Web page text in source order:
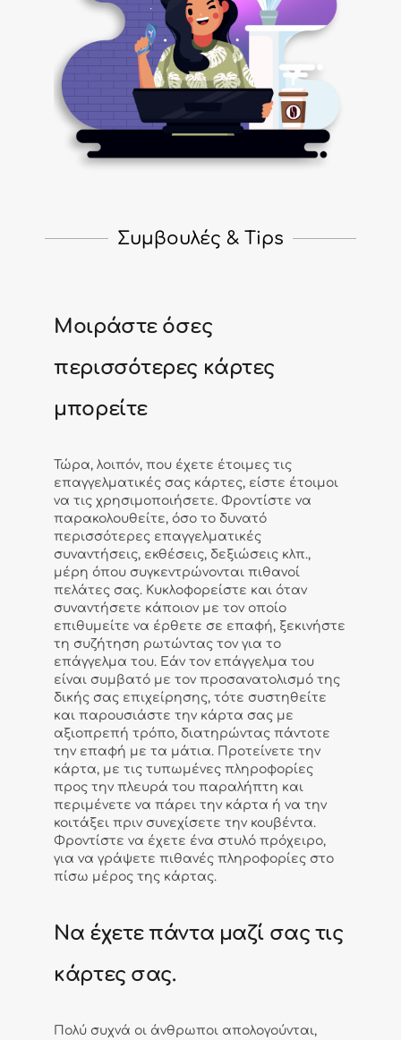
Συμβουλές & Tips
Μοιράστε όσες
περισσότερες κάρτες
μπορείτε
Τώρα, λοιπόν, που έχετε έτοιμες τις
επαγγελματικές σας κάρτες, είστε έτοιμοι
να τις χρησιμοποιήσετε. Φροντίστε να
παρακολουθείτε, όσο το δυνατό
περισσότερες επαγγελματικές
συναντήσεις, εκθέσεις, δεξιώσεις κλπ.,
μέρη όπου συγκεντρώνονται πιθανοί
πελάτες σας. Κυκλοφορείστε και όταν
συναντήσετε κάποιον με τον οποίο
επιθυμείτε να έρθετε σε επαφή, ξεκινήστε
τη συζήτηση ρωτώντας τον για το
επάγγελμα του. Εάν τον επάγγελμα του
είναι συμβατό με τον προσανατολισμό της
δικής σας επιχείρησης, τότε συστηθείτε
και παρουσιάστε την κάρτα σας με
αξιοπρεπή τρόπο, διατηρώντας πάντοτε
την επαφή με τα μάτια. Προτείνετε την
κάρτα, με τις τυπωμένες πληροφορίες
προς την πλευρά του παραλήπτη και
περιμένετε να πάρει την κάρτα ή να την
κοιτάξει πριν συνεχίσετε την κουβέντα.
Φροντίστε να έχετε ένα στυλό πρόχειρο,
για να γράψετε πιθανές πληροφορίες στο
πίσω μέρος της κάρτας.
Να έχετε πάντα μαζί σας τις
κάρτες σας.
Πολύ συχνά οι άνθρωποι απολογούνται,